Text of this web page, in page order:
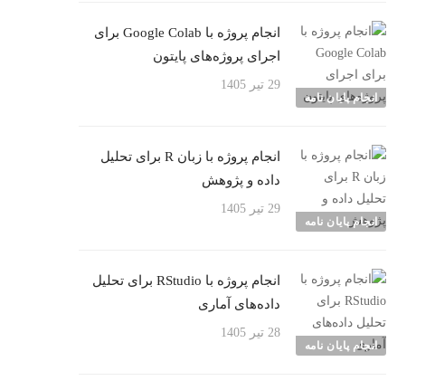
انجام پایان نامه
انجام پروژه با Google Colab برای
اجرای پروژه‌های پایتون
29 تیر 1405
انجام پایان نامه
انجام پروژه با زبان R برای تحلیل
داده و پژوهش
29 تیر 1405
انجام پایان نامه
انجام پروژه با RStudio برای تحلیل
داده‌های آماری
28 تیر 1405